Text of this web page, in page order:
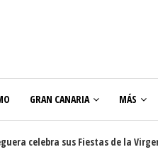
GRAN CANARIA MÁS
sus Fiestas de la Virgen de